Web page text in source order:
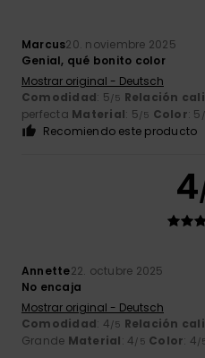
Marcus20. noviembre 2025
Genial, qué bonito color
Mostrar original - Deutsch
Comodidad: 5/5 Relación
perfecta Material: 5/5 Color: 5
Recomiendo este producto
4
Annette22. octubre 2025
No encaja
Mostrar original - Deutsch
Comodidad: 4/5 Relación
Grande Material: 4/5 Color: 4/